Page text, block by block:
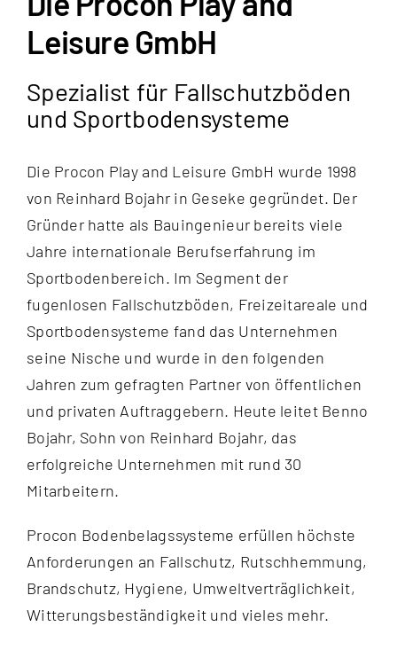
Kontakt
Leisure GmbH
Spezialist für Fallschutzböden
und Sportbodensysteme
Die Procon Play and Leisure GmbH wurde 1998
von Reinhard Bojahr in Geseke gegründet. Der
Gründer hatte als Bauingenieur bereits viele
Jahre internationale Berufserfahrung im
Sportbodenbereich. Im Segment der
fugenlosen Fallschutzböden, Freizeitareale und
Sportbodensysteme fand das Unternehmen
seine Nische und wurde in den folgenden
Jahren zum gefragten Partner von öffentlichen
und privaten Auftraggebern. Heute leitet Benno
Bojahr, Sohn von Reinhard Bojahr, das
erfolgreiche Unternehmen mit rund 30
Mitarbeitern.
Procon Bodenbelagssysteme erfüllen höchste
Anforderungen an Fallschutz, Rutschhemmung,
Brandschutz, Hygiene, Umweltverträglichkeit,
Witterungsbeständigkeit und vieles mehr.